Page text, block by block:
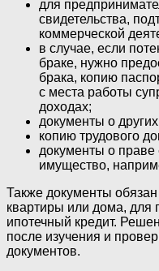
для
свидетельства,
коммерческой
в случае, если
браке, нужно
брака, копию
с места работы
доходах;
документы о
копию трудового
документы о праве
имущество,
Также документы
квартиры или дома, для
ипотечный кредит.
после изучения и
документов.